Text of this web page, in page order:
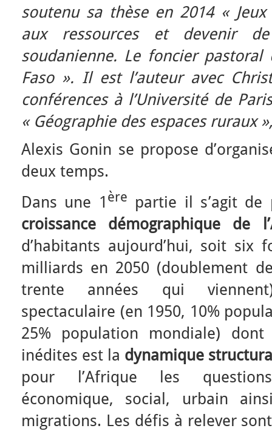
soutenu sa thèse en 2014 «
aux ressources et devenir
soudanienne. Le foncier pastoral
Faso ». Il est l’auteur avec
conférences à l’Université de
« Géographie des espaces ruraux
Alexis Gonin se propose
deux temps.
Dans une 1 ère partie il s’agit
croissance démographique de
d’habitants aujourd’hui, soit six
milliards en 2050 (doublement
trente années qui
spectaculaire (en 1950, 10%
25% population mondiale) dont
inédites est la dynamique
pour l’Afrique les
économique, social, urbain
migrations. Les défis à relever